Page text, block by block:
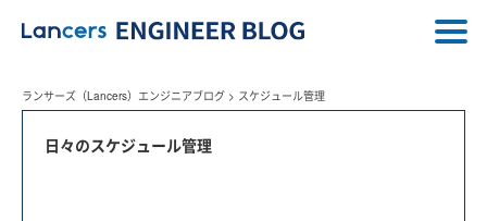
ランサーズ（Lancers）エンジニアブログ > スケジュール管理
日々のスケジュール管理